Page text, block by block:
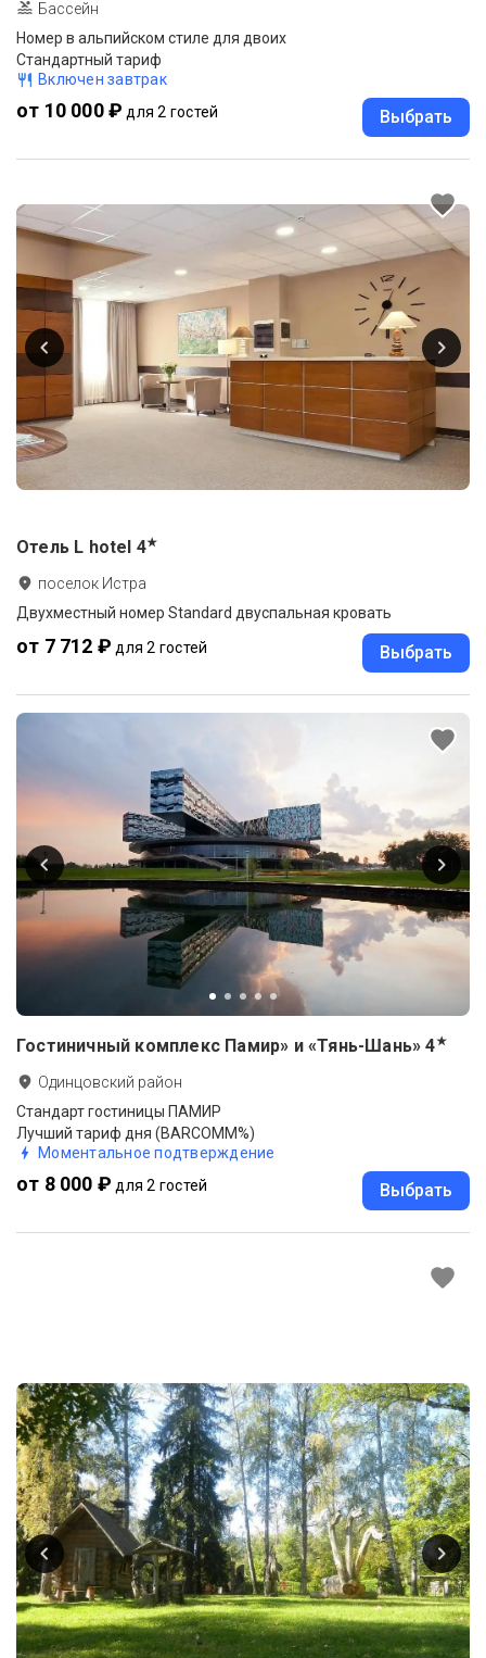
Бассейн
Номер в альпийском стиле для двоих
Стандартный тариф
Включен завтрак
от 10 000 ₽ для 2 гостей Выбрать
Отель L hotel 4★
поселок Истра
Двухместный номер Standard двуспальная кровать
от 7 712 ₽ для 2 гостей Выбрать
Гостиничный комплекс Памир» и «Тянь-Шань» 4★
Одинцовский район
Стандарт гостиницы ПАМИР
Лучший тариф дня (BARCOMM%)
Моментальное подтверждение
от 8 000 ₽ для 2 гостей Выбрать